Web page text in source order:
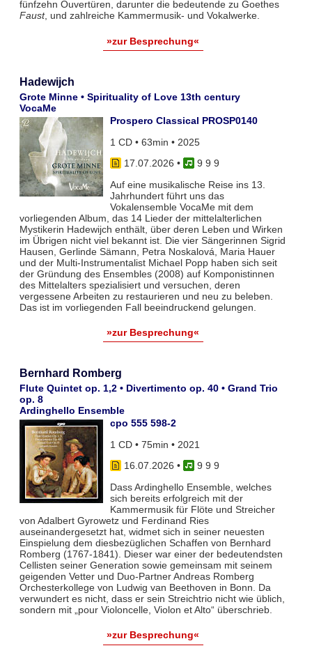
fünfzehn Ouvertüren, darunter die bedeutende zu Goethes
Faust, und zahlreiche Kammermusik- und Vokalwerke.
»zur Besprechung«
Hadewijch
Grote Minne • Spirituality of Love 13th century
VocaMe
Prospero Classical PROSP0140
1 CD • 63min • 2025
17.07.2026 •
9 9 9
Auf eine musikalische Reise ins 13.
Jahrhundert führt uns das
Vokalensemble VocaMe mit dem
vorliegenden Album, das 14 Lieder der mittelalterlichen
Mystikerin Hadewijch enthält, über deren Leben und Wirken
im Übrigen nicht viel bekannt ist. Die vier Sängerinnen Sigrid
Hausen, Gerlinde Sämann, Petra Noskalová, Maria Hauer
und der Multi-Instrumentalist Michael Popp haben sich seit
der Gründung des Ensembles (2008) auf Komponistinnen
des Mittelalters spezialisiert und versuchen, deren
vergessene Arbeiten zu restaurieren und neu zu beleben.
Das ist im vorliegenden Fall beeindruckend gelungen.
»zur Besprechung«
Bernhard Romberg
Flute Quintet op. 1,2 • Divertimento op. 40 • Grand Trio
op. 8
Ardinghello Ensemble
cpo 555 598-2
1 CD • 75min • 2021
16.07.2026 •
9 9 9
Dass Ardinghello Ensemble, welches
sich bereits erfolgreich mit der
Kammermusik für Flöte und Streicher
von Adalbert Gyrowetz und Ferdinand Ries
auseinandergesetzt hat, widmet sich in seiner neuesten
Einspielung dem diesbezüglichen Schaffen von Bernhard
Romberg (1767-1841). Dieser war einer der bedeutendsten
Cellisten seiner Generation sowie gemeinsam mit seinem
geigenden Vetter und Duo-Partner Andreas Romberg
Orchesterkollege von Ludwig van Beethoven in Bonn. Da
verwundert es nicht, dass er sein Streichtrio nicht wie üblich,
sondern mit „pour Violoncelle, Violon et Alto“ überschrieb.
»zur Besprechung«